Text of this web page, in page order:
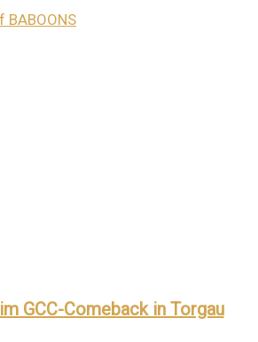
GCC-Comeback in Torgau